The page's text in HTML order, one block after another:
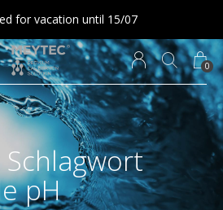
0
for vacation until 15/07
pH